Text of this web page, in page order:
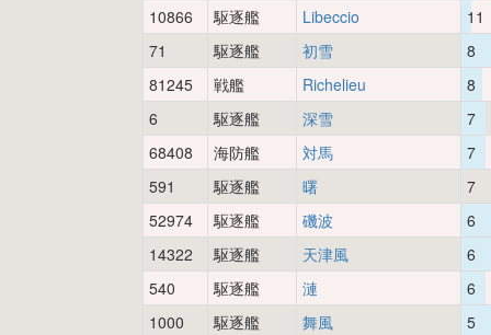
10866
駆逐艦 Libeccio
11
71
駆逐艦 初雪
8
81245
戦艦 Richelieu
8
6
駆逐艦 深雪
7
68408
海防艦 対馬
7
591
駆逐艦 曙
7
52974
駆逐艦 磯波
6
14322
駆逐艦 天津風
6
540
駆逐艦 漣
6
1000
駆逐艦 舞風
5